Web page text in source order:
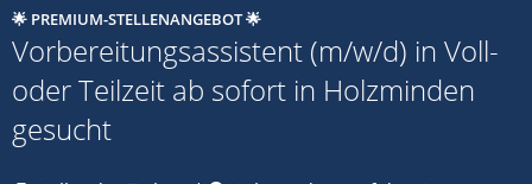
🌟 PREMIUM-STELLENANGEBOT 🌟
Vorbereitungsassistent (m/w/d) in Voll-
oder Teilzeit ab sofort in Holzminden
gesucht